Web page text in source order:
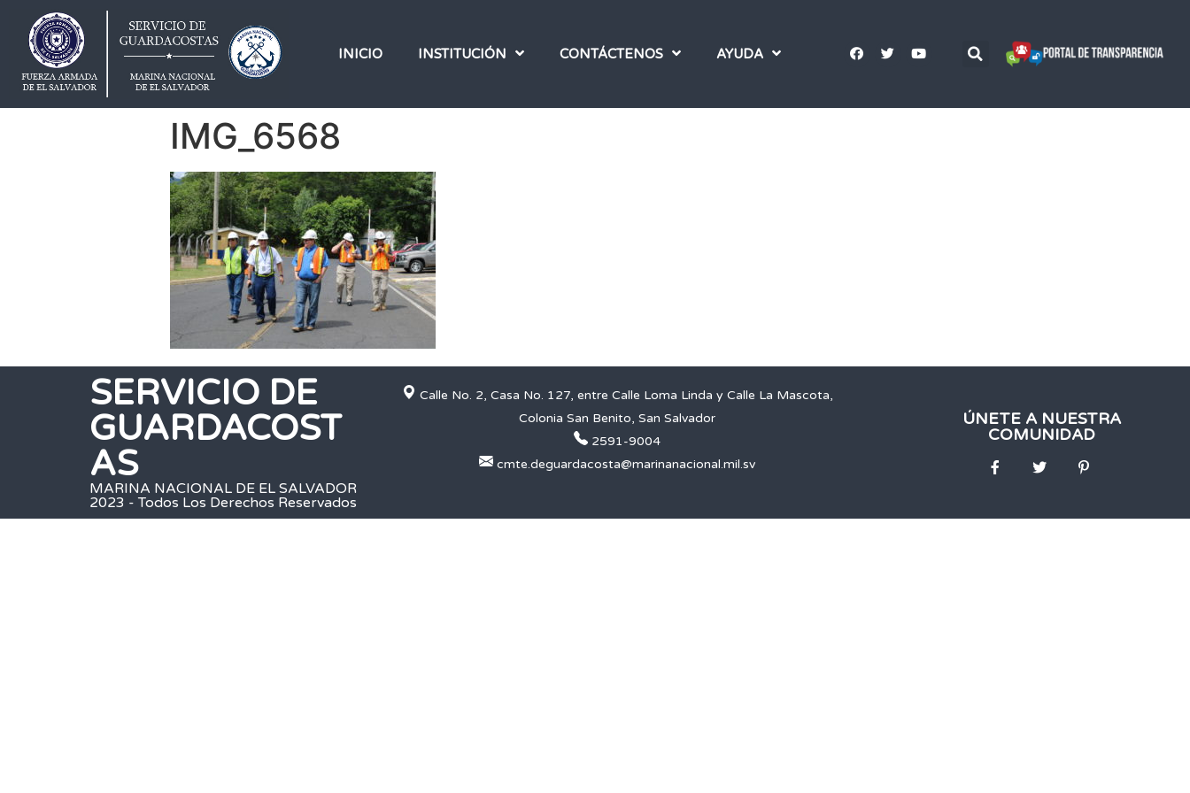
INICIO INSTITUCIÓN CONTÁCTENOS AYUDA
IMG_6568
SERVICIO DE
GUARDACOST
AS
MARINA NACIONAL DE EL SALVADOR
2023 - Todos Los Derechos Reservados
Calle No. 2, Casa No. 127, entre Calle Loma Linda y Calle La Mascota,
Colonia San Benito, San Salvador
2591-9004
cmte.deguardacosta@marinanacional.mil.sv
ÚNETE A NUESTRA
COMUNIDAD